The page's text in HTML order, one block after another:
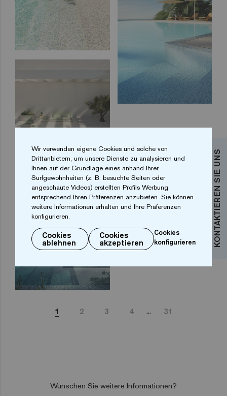
KONTAKTIEREN SIE UNS
1 2 3 4 ... 31
Wünschen Sie weitere Informationen?
Wir verwenden eigene Cookies und solche von
Drittanbietern, um unsere Dienste zu analysieren und
Ihnen auf der Grundlage eines anhand Ihrer
Surfgewohnheiten (z. B. besuchte Seiten oder
angeschaute Videos) erstellten Profils Werbung
entsprechend Ihren Präferenzen anzubieten. Sie können
weitere Informationen erhalten und Ihre Präferenzen
konfigurieren.
Cookies
ablehnen
Cookies
akzeptieren
Cookies
konfigurieren